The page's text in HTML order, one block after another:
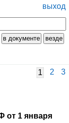
выход
1 2 3
от 1 января